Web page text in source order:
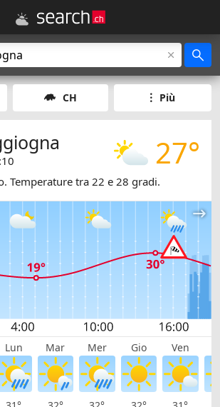
CH Più
27°
Temperature tra 22 e 28 gradi.
Lun Mar Mer Gio Ven